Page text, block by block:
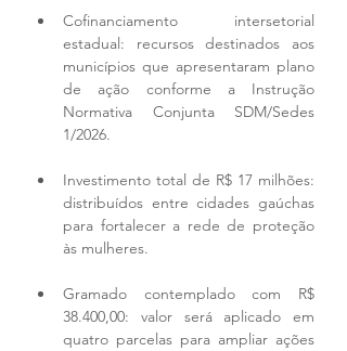
Cofinanciamento intersetorial
estadual: recursos destinados aos
municípios que apresentaram plano
de ação conforme a Instrução
Normativa Conjunta SDM/Sedes
1/2026.
Investimento total de R$ 17 milhões:
distribuídos entre cidades gaúchas
para fortalecer a rede de proteção
às mulheres.
Gramado contemplado com R$
38.400,00: valor será aplicado em
quatro parcelas para ampliar ações